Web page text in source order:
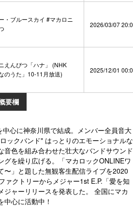
・ブルースカイ #マカロニ
2026/03/07
えんぴつ「ハナ」 (NHK
のうた」10-11月放送)
2025/12/01
要欄
心に神奈川県で結成。メンバー全員音大
ックバンド" はっとりのエモーショナルな
音色を組み合わせた壮大なバンドサウンド
グを繰り広げる。「マカロックONLINEワ
〜」と題した無観客生配信ライブを2020
ァクトリーからメジャー1st E.P.「愛を知
ジャーリリースを発表した。 全国にマカ
中心に活動中！